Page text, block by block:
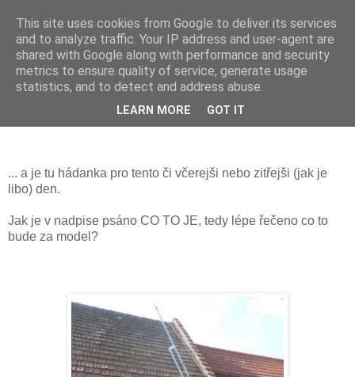
Prdec - Pardubice Hradec
Это для радиолюбителей дело - Что
... a je tu hádanka pro tento či včerejši nebo zitřejši (jak je
libo) den.
Jak je v nadpise psáno CO TO JE, tedy lépe řečeno co to
bude za model?
This site uses cookies from Google to deliver its services
and to analyze traffic. Your IP address and user-agent are
shared with Google along with performance and security
metrics to ensure quality of service, generate usage
statistics, and to detect and address abuse.
LEARN MORE GOT IT